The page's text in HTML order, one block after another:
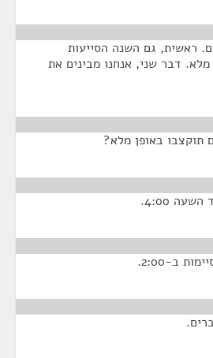
ראשית, גם השנה הסייעות
מלא. דבר שני, אנחנו מבינים את
תוקצבו באופן מלא?
4:00.
ב-2:00.